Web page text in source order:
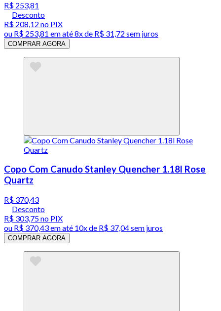
R$ 253,81
Desconto
R$ 208,12 no PIX
ou R$ 253,81 em até8x de R$ 31,72 sem juros
COMPRAR AGORA
Copo Com Canudo Stanley Quencher 1.18l Rose
Quartz
R$ 370,43
Desconto
R$ 303,75no PIX
ou R$ 370,43em até 10x de R$ 37,04 sem juros
COMPRAR AGORA